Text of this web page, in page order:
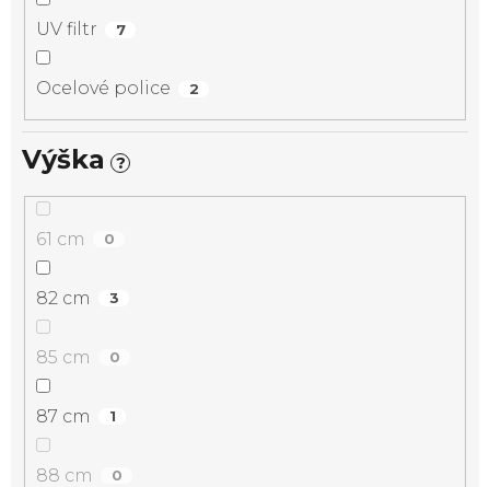
UV filtr 7
Ocelové police 2
Výška ?
61 cm 0
82 cm 3
85 cm 0
87 cm 1
88 cm 0